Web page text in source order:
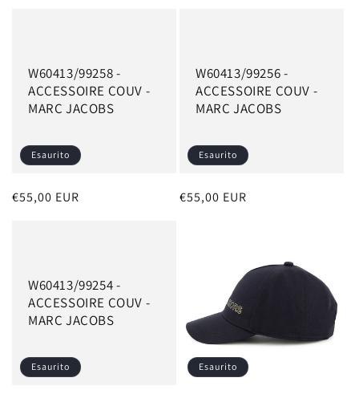
W60413/99258 -
ACCESSOIRE COUV -
MARC JACOBS
Esaurito
Prezzo
€55,00 EUR
W60413/99256 -
ACCESSOIRE COUV -
MARC JACOBS
Esaurito
Prezzo
€55,00 EUR
W60413/99254 -
ACCESSOIRE COUV -
MARC JACOBS
Esaurito Esaurito